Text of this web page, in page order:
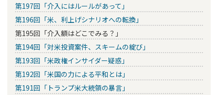
第197回「介入にはルールがあって」
第196回「米、利上げシナリオへの転換」
第195回「介入額はどこでみる？」
第194回「対米投資案件、スキームの綻び」
第193回「米政権インサイダー疑惑」
第192回「米国の力による平和とは」
第191回「トランプ米大統領の暴言」